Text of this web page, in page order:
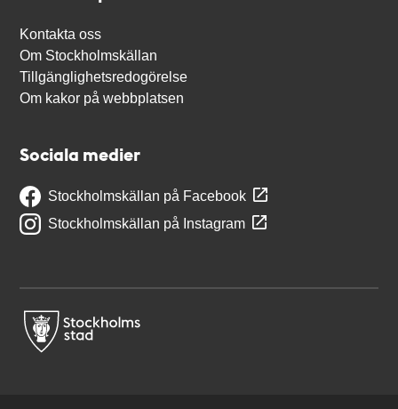
Kontakta oss
Om Stockholmskällan
Tillgänglighetsredogörelse
Om kakor på webbplatsen
Sociala medier
Stockholmskällan på Facebook
Stockholmskällan på Instagram